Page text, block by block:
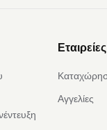
Εταιρείες
Αγγελίες